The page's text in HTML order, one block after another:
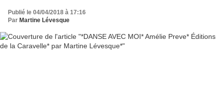
Publié le 04/04/2018 à 17:16
Par Martine Lévesque